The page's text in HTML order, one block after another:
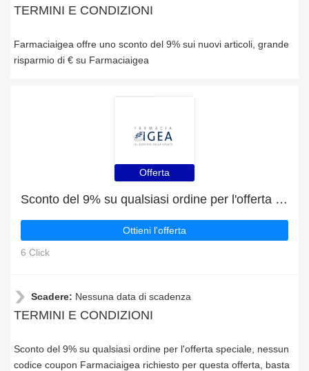
TERMINI E CONDIZIONI
Farmaciaigea offre uno sconto del 9% sui nuovi articoli, grande
risparmio di € su Farmaciaigea
Offerta
Sconto del 9% su qualsiasi ordine per l'offerta speciale
Ottieni l'offerta
6 Click
Scadere: Nessuna data di scadenza
TERMINI E CONDIZIONI
Sconto del 9% su qualsiasi ordine per l'offerta speciale, nessun
codice coupon Farmaciaigea richiesto per questa offerta, basta